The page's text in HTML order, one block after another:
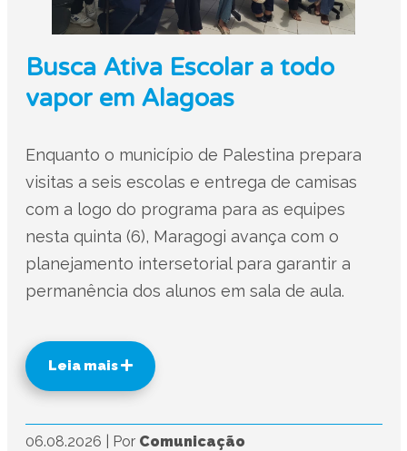
Busca Ativa Escolar a todo
vapor em Alagoas
Enquanto o município de Palestina prepara
visitas a seis escolas e entrega de camisas
com a logo do programa para as equipes
nesta quinta (6), Maragogi avança com o
planejamento intersetorial para garantir a
permanência dos alunos em sala de aula.
Leia mais
06.08.2026 Por Comunicação